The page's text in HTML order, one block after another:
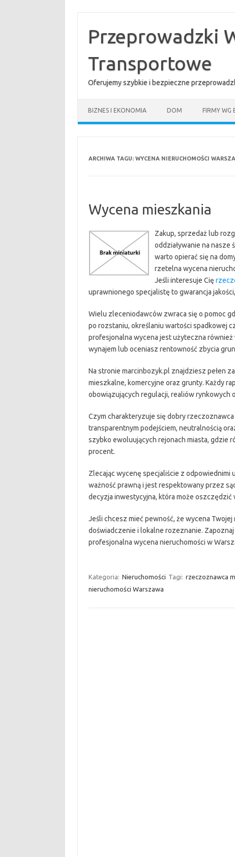
treściPrzeprowadzki
Transportowe
Oferujemy szybkie i bezpieczne
BIZNES I EKONOMIA DOM FIRMY WG
ARCHIWA TAGU: WYCENA NIERUCHOMOŚCI
Wycena mieszkania
Zakup, sprzedaż lub
oddziaływanie na nasze
warto opierać się na
rzetelna wycena
Jeśli interesuje Cię
uprawnionego specjalistę to gwarancja
Wielu zleceniodawców zwraca się o pomoc
po rozstaniu, określaniu wartości spadkowej
profesjonalna wycena jest użyteczna
wynajem lub oceniasz rentowność zbycia
Na stronie marcinbozyk.pl znajdziesz pełen
mieszkalne, komercyjne oraz grunty. Każdy
obowiązujących regulacji, realiów rynkowych
Czym charakteryzuje się dobry
transparentnym podejściem, neutralnością
szybko ewoluujących rejonach miasta, gdzie
procent.
Zlecając wycenę specjaliście z odpowiednimi
ważność prawną i jest respektowany przez
decyzja inwestycyjna, która może
Jeśli chcesz mieć pewność, że wycena
doświadczenie i lokalne rozeznanie.
profesjonalna wycena nieruchomości w
Kategoria: Nieruchomości Tagi: rzeczoznawca
nieruchomości Warszawa